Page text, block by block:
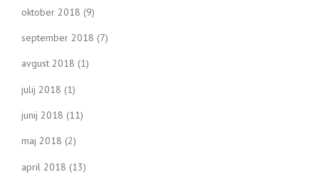
oktober 2018 (9)
september 2018 (7)
avgust 2018 (1)
julij 2018 (1)
junij 2018 (11)
maj 2018 (2)
april 2018 (13)